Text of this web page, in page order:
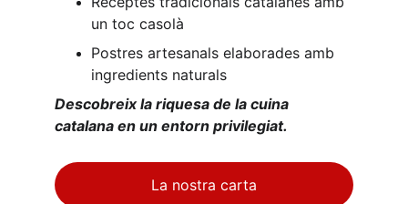
un toc casolà
Postres artesanals elaborades amb
ingredients naturals
Descobreix la riquesa de la cuina
catalana en un entorn privilegiat.
La nostra carta